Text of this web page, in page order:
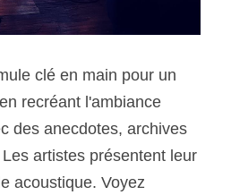
clé en main pour un
recréant l'ambiance
des anecdotes, archives
artistes présentent leur
acoustique. Voyez